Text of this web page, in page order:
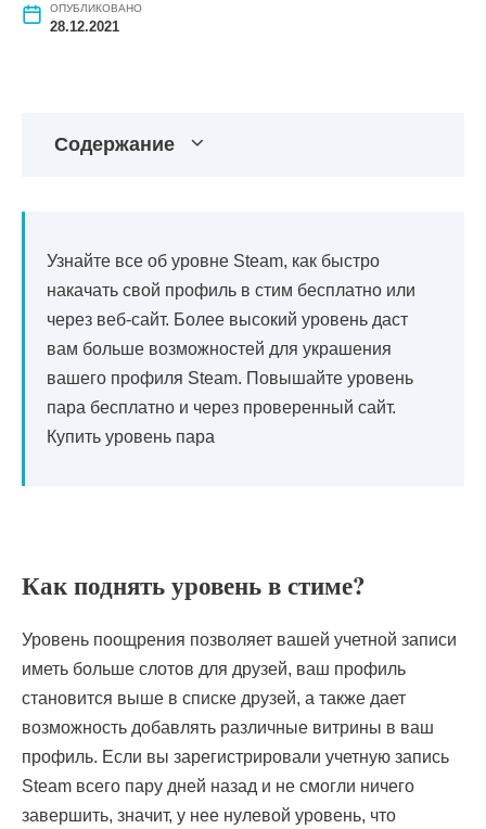
ОПУБЛИКОВАНО
28.12.2021
Содержание
Узнайте все об уровне Steam, как быстро
накачать свой профиль в стим бесплатно или
через веб-сайт. Более высокий уровень даст
вам больше возможностей для украшения
вашего профиля Steam. Повышайте уровень
пара бесплатно и через проверенный сайт.
Купить уровень пара
Как поднять уровень в стиме?
Уровень поощрения позволяет вашей учетной записи
иметь больше слотов для друзей, ваш профиль
становится выше в списке друзей, а также дает
возможность добавлять различные витрины в ваш
профиль. Если вы зарегистрировали учетную запись
Steam всего пару дней назад и не смогли ничего
завершить, значит, у нее нулевой уровень, что